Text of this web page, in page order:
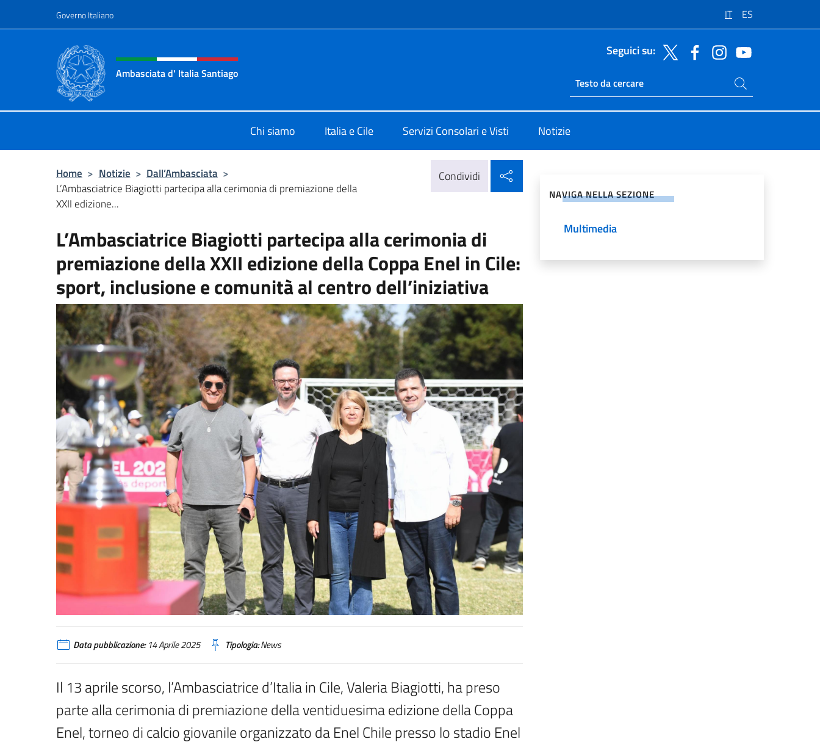
Governo Italiano IT ES
Intestazione sito, social e menù
Ambasciata d' Italia Santiago
Seguici su:
Ricerca sito live
Cerca nel sito
Chi siamo Italia e Cile Servizi Consolari e Visti Notizie
Home > Notizie > Dall’Ambasciata >
L’Ambasciatrice Biagiotti partecipa alla cerimonia di premiazione della
XXII edizione...
Condividi
L’Ambasciatrice Biagiotti partecipa alla cerimonia di
premiazione della XXII edizione della Coppa Enel in Cile:
sport, inclusione e comunità al centro dell’iniziativa
Data pubblicazione:14 Aprile 2025 Tipologia:News
Il 13 aprile scorso, l’Ambasciatrice d’Italia in Cile, Valeria Biagiotti, ha preso
parte alla cerimonia di premiazione della ventiduesima edizione della Coppa
Enel, torneo di calcio giovanile organizzato da Enel Chile presso lo stadio Enel
NAVIGA NELLA SEZIONE
Multimedia